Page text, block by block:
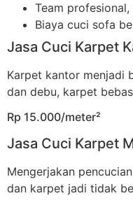
Team profesional,
Biaya cuci sofa
Jasa Cuci Karpet
Karpet kantor menjadi
dan debu, karpet
Rp 15.000/meter²
Jasa Cuci Karpet
Mengerjakan
dan karpet jadi tidak